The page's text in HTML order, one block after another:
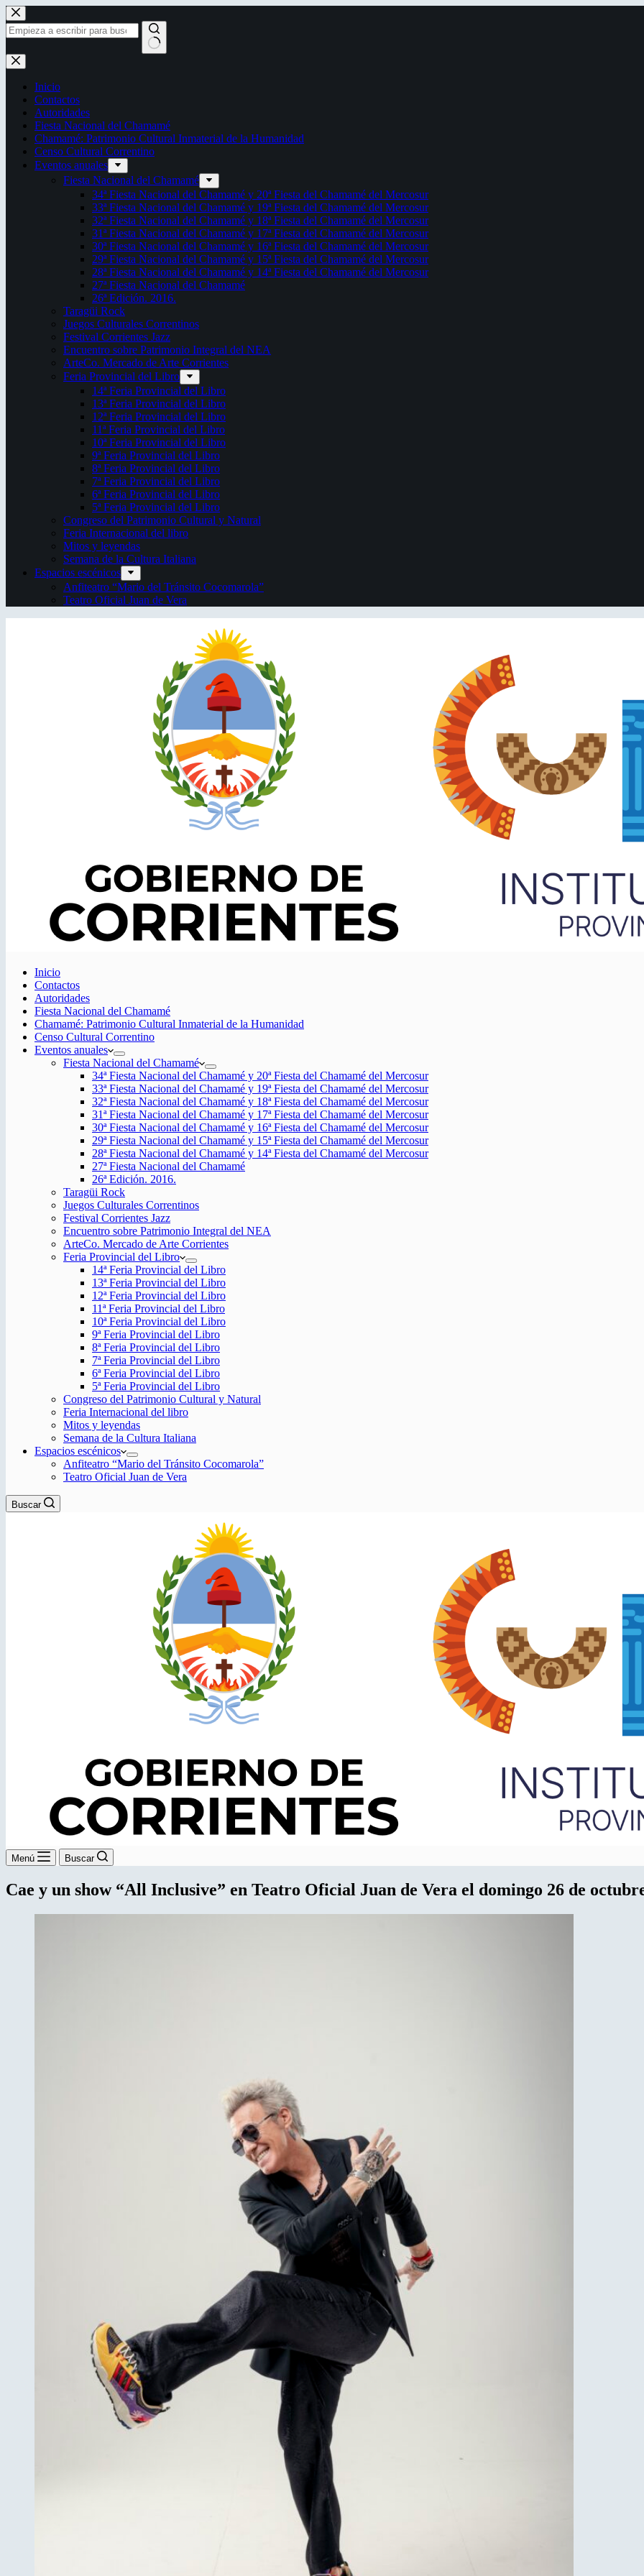
Saltar
al
contenido
Sin
resultados
Inicio
Contactos
Autoridades
Fiesta Nacional del Chamamé
Chamamé: Patrimonio Cultural Inmaterial de la Humanidad
Censo Cultural Correntino
Eventos anuales
Fiesta Nacional del Chamamé
34ª Fiesta Nacional del Chamamé y 20ª Fiesta del Chamamé del Mercosur
33ª Fiesta Nacional del Chamamé y 19ª Fiesta del Chamamé del Mercosur
32ª Fiesta Nacional del Chamamé y 18ª Fiesta del Chamamé del Mercosur
31ª Fiesta Nacional del Chamamé y 17ª Fiesta del Chamamé del Mercosur
30ª Fiesta Nacional del Chamamé y 16ª Fiesta del Chamamé del Mercosur
29ª Fiesta Nacional del Chamamé y 15ª Fiesta del Chamamé del Mercosur
28ª Fiesta Nacional del Chamamé y 14ª Fiesta del Chamamé del Mercosur
27ª Fiesta Nacional del Chamamé
26ª Edición. 2016.
Taragüi Rock
Juegos Culturales Correntinos
Festival Corrientes Jazz
Encuentro sobre Patrimonio Integral del NEA
ArteCo. Mercado de Arte Corrientes
Feria Provincial del Libro
14ª Feria Provincial del Libro
13ª Feria Provincial del Libro
12ª Feria Provincial del Libro
11ª Feria Provincial del Libro
10ª Feria Provincial del Libro
9ª Feria Provincial del Libro
8ª Feria Provincial del Libro
7ª Feria Provincial del Libro
6ª Feria Provincial del Libro
5ª Feria Provincial del Libro
Congreso del Patrimonio Cultural y Natural
Feria Internacional del libro
Mitos y leyendas
Semana de la Cultura Italiana
Espacios escénicos
Anfiteatro “Mario del Tránsito Cocomarola”
Teatro Oficial Juan de Vera
Inicio
Contactos
Autoridades
Fiesta Nacional del Chamamé
Chamamé: Patrimonio Cultural Inmaterial de la Humanidad
Censo Cultural Correntino
Eventos anuales
Fiesta Nacional del Chamamé
34ª Fiesta Nacional del Chamamé y 20ª Fiesta del Chamamé del Mercosur
33ª Fiesta Nacional del Chamamé y 19ª Fiesta del Chamamé del Mercosur
32ª Fiesta Nacional del Chamamé y 18ª Fiesta del Chamamé del Mercosur
31ª Fiesta Nacional del Chamamé y 17ª Fiesta del Chamamé del Mercosur
30ª Fiesta Nacional del Chamamé y 16ª Fiesta del Chamamé del Mercosur
29ª Fiesta Nacional del Chamamé y 15ª Fiesta del Chamamé del Mercosur
28ª Fiesta Nacional del Chamamé y 14ª Fiesta del Chamamé del Mercosur
27ª Fiesta Nacional del Chamamé
26ª Edición. 2016.
Taragüi Rock
Juegos Culturales Correntinos
Festival Corrientes Jazz
Encuentro sobre Patrimonio Integral del NEA
ArteCo. Mercado de Arte Corrientes
Feria Provincial del Libro
14ª Feria Provincial del Libro
13ª Feria Provincial del Libro
12ª Feria Provincial del Libro
11ª Feria Provincial del Libro
10ª Feria Provincial del Libro
9ª Feria Provincial del Libro
8ª Feria Provincial del Libro
7ª Feria Provincial del Libro
6ª Feria Provincial del Libro
5ª Feria Provincial del Libro
Congreso del Patrimonio Cultural y Natural
Feria Internacional del libro
Mitos y leyendas
Semana de la Cultura Italiana
Espacios escénicos
Anfiteatro “Mario del Tránsito Cocomarola”
Teatro Oficial Juan de Vera
Buscar
Menú Buscar
Cae y un show “All Inclusive” en Teatro Oficial Juan de Vera el domingo 26 de